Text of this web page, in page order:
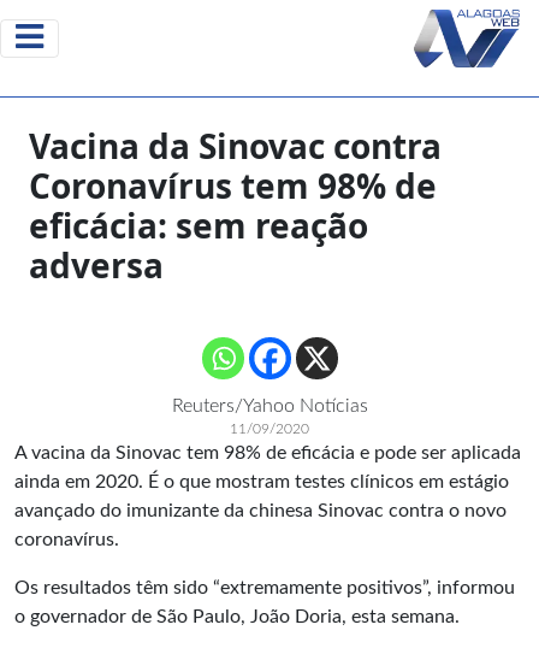
Vacina da Sinovac contra
Coronavírus tem 98% de
eficácia: sem reação
adversa
Reuters/Yahoo Notícias
11/09/2020
A vacina da Sinovac tem 98% de eficácia e pode ser aplicada
ainda em 2020. É o que mostram testes clínicos em estágio
avançado do imunizante da chinesa Sinovac contra o novo
coronavírus.
Os resultados têm sido “extremamente positivos”, informou
o governador de São Paulo, João Doria, esta semana.